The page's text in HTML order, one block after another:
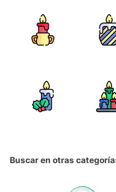
Buscar en otras